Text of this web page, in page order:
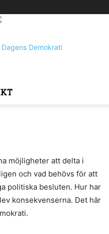
Demokrati
möjligheter att delta i
och vad behövs för att
politiska besluten. Hur har
konsekvenserna. Det här